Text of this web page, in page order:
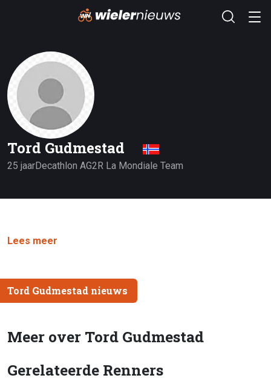
Tord Gudmestad
25 jaarDecathlon AG2R La Mondiale Team
Lees meer
Tord Gudmestad nieuws
Meer over Tord Gudmestad
Gerelateerde Renners